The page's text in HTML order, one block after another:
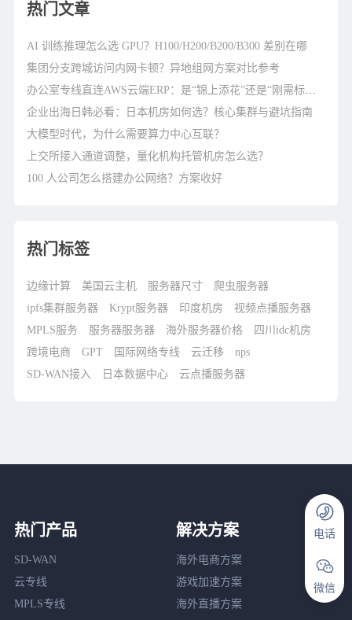
热门文章
AI 训练推理怎么选 GPU？H100/H200/B200/B300 差别在哪
集团分支跨城访问内网卡顿？异地组网方案对比参考
办公室专线直连AWS云端ERP：是“锦上添花”还是“刚需标配”？
企业出海日韩必看：日本机房如何选？核心集群与避坑指南
大模型时代，为什么需要算力中心互联？
上交所接入通道调整，量化机构托管机房怎么选？
100 人公司怎么搭建办公网络？方案收好
热门标签
边缘计算 美国云主机 服务器尺寸
爬虫服务器
ipfs集群服务器
Krypt服务器 印度机房
视频点播服务器
MPLS服务
服务器服务器 海外服务器价格
四川idc机房
跨境电商
GPT 国际网络专线 云迁移
nps
SD-WAN接入
日本数据中心 云点播服务器
热门产品
SD-WAN
云专线
MPLS专线
解决方案
海外电商方案
游戏加速方案
海外直播方案
电话
微信